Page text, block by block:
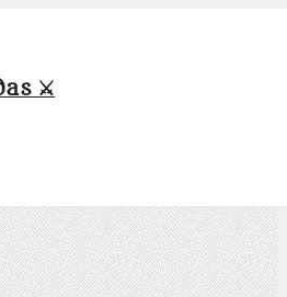
⚔️